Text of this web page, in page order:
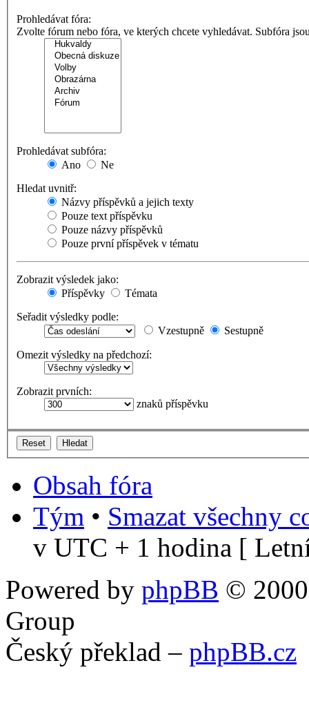
Prohledávat fóra:
Zvolte fórum nebo fóra, ve kterých chcete vyhledávat. Subfóra
Prohledávat subfóra:
Ano
Ne
Hledat uvnitř:
Názvy příspěvků a jejich texty
Pouze text příspěvku
Pouze názvy příspěvků
Pouze první příspěvek v tématu
Zobrazit výsledek jako:
Příspěvky
Témata
Seřadit výsledky podle:
Vzestupně
Sestupně
Omezit výsledky na předchozí:
Zobrazit prvních:
znaků příspěvku
Obsah fóra
Tým • Smazat všechny
v UTC + 1 hodina [
Powered by phpBB ©
Group
Český překlad – phpBB.cz